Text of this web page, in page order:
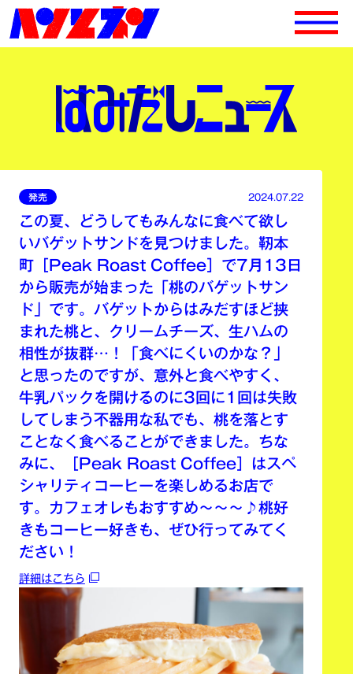
発売 2024.07.22
この夏、どうしてもみんなに食べて欲し
いバゲットサンドを見つけました。靭本
町［Peak Roast Coffee］で7月13日
から販売が始まった「桃のバゲットサン
ド」です。バゲットからはみだすほど挟
まれた桃と、クリームチーズ、生ハムの
相性が抜群…！「食べにくいのかな？」
と思ったのですが、意外と食べやすく、
牛乳パックを開けるのに3回に1回は失敗
してしまう不器用な私でも、桃を落とす
ことなく食べることができました。ちな
みに、［Peak Roast Coffee］はスペ
シャリティコーヒーを楽しめるお店で
す。カフェオレもおすすめ〜〜〜♪桃好
きもコーヒー好きも、ぜひ行ってみてく
ださい！
詳細はこちら